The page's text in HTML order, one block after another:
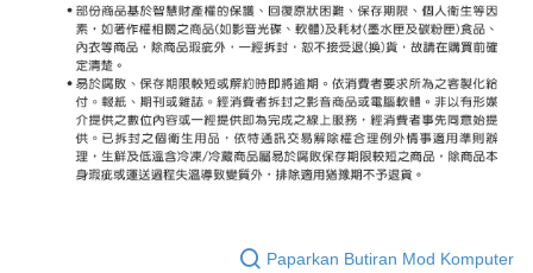
Paparkan Butiran Mod Komputer